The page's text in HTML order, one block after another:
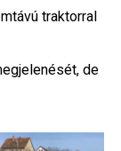
traktorral
de